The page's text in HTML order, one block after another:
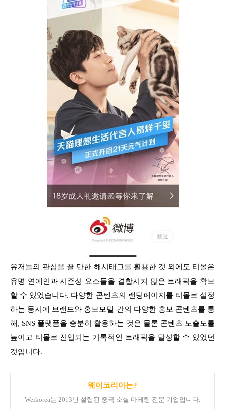
유저들의 관심을 끌 만한 해시태그를 활용한 것 외에도 티몰은
유명 연예인과 시즌성 요소들을 결합시켜 많은 트래픽을 확보
할 수 있었습니다. 다양한 콘텐츠의 랜딩페이지를 티몰로 설정
하는 동시에 브랜드와 홍보모델 간의 다양한 홍보 콘텐츠를 통
해, SNS 플랫폼을 충분히 활용하는 것은 물론 콘텐츠 노출도를
높이고 티몰로 진입되는 기록적인 트래픽을 달성할 수 있었던
것입니다.
웨이코리아는?
Weikorea는 2013년 설립된 중국 소셜 마케팅 전문 기업입니다.